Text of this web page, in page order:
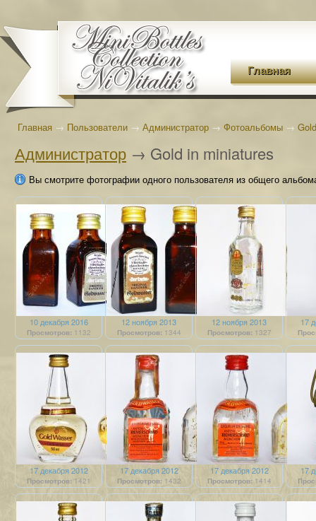
Главная
Главная → Пользователи → Администратор → Фотоальбомы →
Администратор → Gold in miniatures
Вы смотрите фотографии одного пользователя из общего
10 декабря 2016
Просмотров: 1132
12 ноября 2013
Просмотров: 1344
12 ноября 2013
Просмотров: 1327
17
17 декабря 2012
Просмотров: 1421
17 декабря 2012
Просмотров: 1432
17 декабря 2012
Просмотров:1414
17